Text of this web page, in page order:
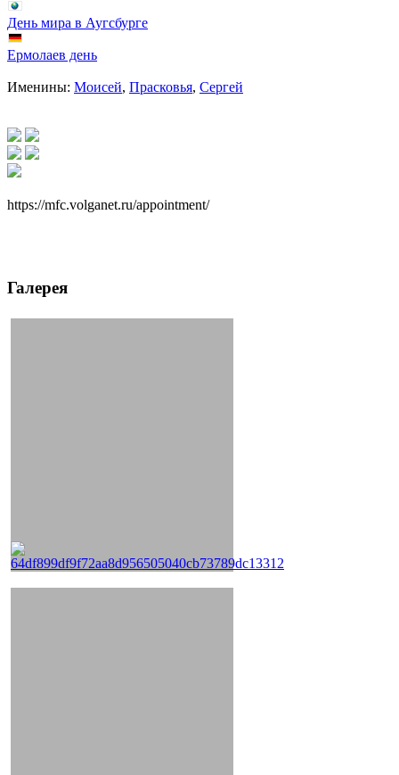
День мира в Аугсбурге
Ермолаев день
Именины: Моисей, Прасковья, Сергей
https://mfc.volganet.ru/appointment/
Галерея